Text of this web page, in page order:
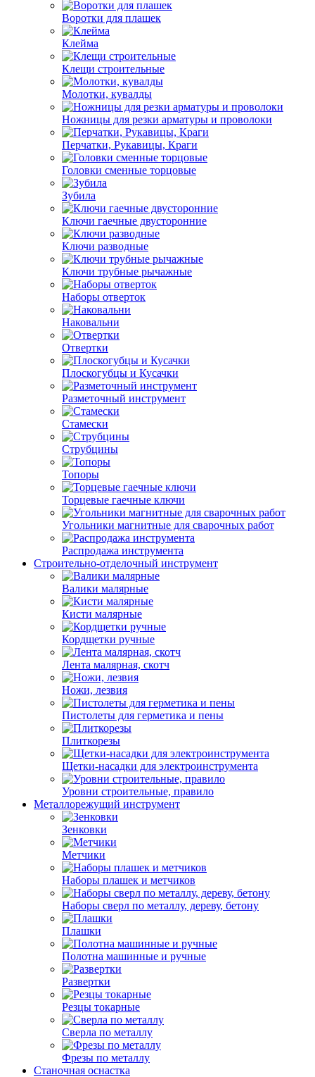
Воротки для плашек
Клейма
Клещи строительные
Молотки, кувалды
Ножницы для резки арматуры и проволоки
Перчатки, Рукавицы, Краги
Головки сменные торцовые
Зубила
Ключи гаечные двусторонние
Ключи разводные
Ключи трубные рычажные
Наборы отверток
Наковальни
Отвертки
Плоскогубцы и Кусачки
Разметочный инструмент
Стамески
Струбцины
Топоры
Торцевые гаечные ключи
Угольники магнитные для сварочных работ
Распродажа инструмента
Строительно-отделочный инструмент
Валики малярные
Кисти малярные
Кордщетки ручные
Лента малярная, скотч
Ножи, лезвия
Пистолеты для герметика и пены
Плиткорезы
Щетки-насадки для электроинструмента
Уровни строительные, правило
Металлорежущий инструмент
Зенковки
Метчики
Наборы плашек и метчиков
Наборы сверл по металлу, дереву, бетону
Плашки
Полотна машинные и ручные
Развертки
Резцы токарные
Сверла по металлу
Фрезы по металлу
Станочная оснастка